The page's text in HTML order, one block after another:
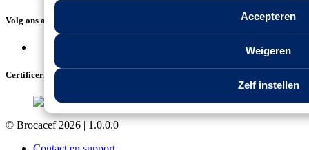
Accepteren
Weigeren
Zelf instellen
Volg ons op social media
Certificeringen
© Brocacef 2026 | 1.0.0.0